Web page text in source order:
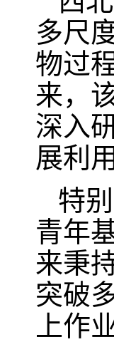
多尺
物过
来，
深入
展利
特
青年
来秉
突破
上作